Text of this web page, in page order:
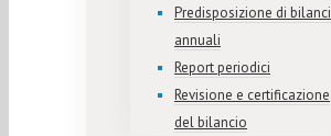
Predisposizione di bilanci
annuali
Report periodici
Revisione e certificazione
del bilancio